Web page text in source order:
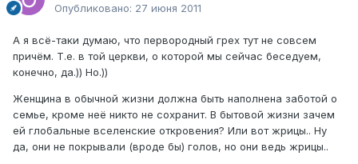
Опубликовано: 27 июня 2011
А я всё-таки думаю, что первородный грех тут не совсем
причём. Т.е. в той церкви, о которой мы сейчас беседуем,
конечно, да.)) Но.))
Женщина в обычной жизни должна быть наполнена заботой о
семье, кроме неё никто не сохранит. В бытовой жизни зачем
ей глобальные вселенские откровения? Или вот жрицы.. Ну
да, они не покрывали (вроде бы) голов, но они ведь жрицы..